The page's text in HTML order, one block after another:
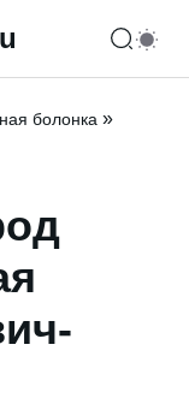
болонка »